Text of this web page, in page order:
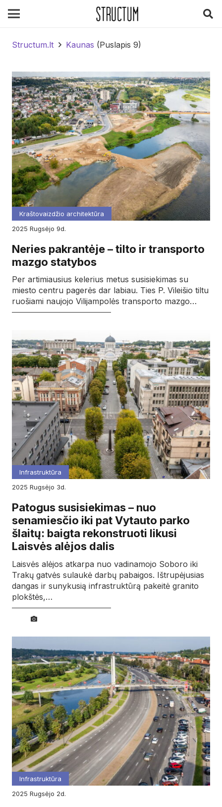
Structum.lt Kaunas (Puslapis 9)
Kraštovaizdžio architektūra
2025
rugsėjo 9d.
Neries pakrantėje – tilto ir transporto
mazgo statybos
Per artimiausius kelerius metus susisiekimas su
miesto centru pagerės dar labiau. Ties P. Vileišio tiltu
ruošiami naujojo Vilijampolės transporto mazgo…
Infrastruktūra
2025
rugsėjo 3d.
Patogus susisiekimas – nuo
senamiesčio iki pat Vytauto parko
šlaitų: baigta rekonstruoti likusi
Laisvės alėjos dalis
Laisvės alėjos atkarpa nuo vadinamojo Soboro iki
Trakų gatvės sulaukė darbų pabaigos. Ištrupėjusias
dangas ir sunykusią infrastruktūrą pakeitė granito
plokštės,…
Infrastruktūra
2025
rugsėjo 2d.